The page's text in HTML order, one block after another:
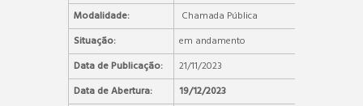
Modalidade:
Chamada Pública
Situação:
em andamento
Data de Publicação:
21/11/2023
Data de Abertura:
19/12/2023